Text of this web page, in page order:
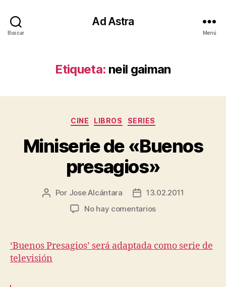
Buscar
Ad Astra
Menú
Etiqueta: neil gaiman
Categorías
CINE LIBROS SERIES
Miniserie de «Buenos
presagios»
Autor
Por Jose Alcántara
Fecha13.02.2011
No hay comentariosen
presagios»
‘Buenos Presagios’ será adaptada como serie de
televisión